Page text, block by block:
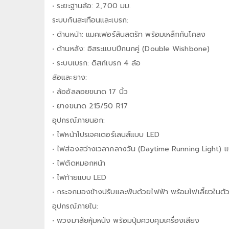
• ระยะฐานล้อ: 2,700 มม.
ระบบกันสะเทือนและเบรก:
• ด้านหน้า: แมคเฟอร์สันสตรัท พร้อมเหล็กกันโคลง
• ด้านหลัง: อิสระแบบปีกนกคู่ (Double Wishbone)
• ระบบเบรก: ดิสก์เบรก 4 ล้อ
ล้อและยาง:
• ล้ออัลลอยขนาด 17 นิ้ว
• ยางขนาด 215/50 R17
อุปกรณ์ภายนอก:
• ไฟหน้าโปรเจคเตอร์เลนส์แบบ LED
• ไฟส่องสว่างเวลากลางวัน (Daytime Running Light)
• ไฟตัดหมอกหน้า
• ไฟท้ายแบบ LED
• กระจกมองข้างปรับและพับด้วยไฟฟ้า พร้อมไฟเลี้ยวในตัว
อุปกรณ์ภายใน:
• พวงมาลัยหุ้มหนัง พร้อมปุ่มควบคุมเครื่องเสียง